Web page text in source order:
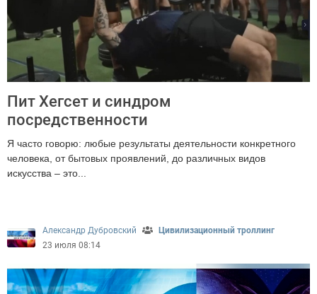
Пит Хегсет и синдром
посредственности
Я часто говорю: любые результаты деятельности конкретного
человека, от бытовых проявлений, до различных видов
искусства – это...
Александр Дубровский
Цивилизационный троллинг
23 июля 08:14